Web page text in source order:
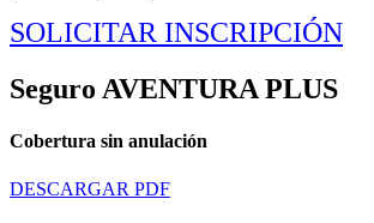
SOLICITAR INSCRIPCIÓN
Seguro AVENTURA PLUS
Cobertura sin anulación
DESCARGAR PDF